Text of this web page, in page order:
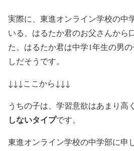
実際に、東進オンライン学校の中
いる、はるたか君のお父さんから
た。はるたか君は中学1年生の男
しだそうです。
↓↓↓ここから↓↓↓
うちの子は、学習意欲はあまり高
しないタイプです。
東進オンライン学校の中学部に申